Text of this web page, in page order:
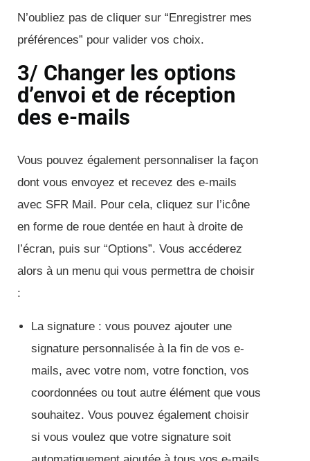
N’oubliez pas de cliquer sur “Enregistrer mes
préférences” pour valider vos choix.
3/ Changer les options
d’envoi et de réception
des e-mails
Vous pouvez également personnaliser la façon
dont vous envoyez et recevez des e-mails
avec SFR Mail. Pour cela, cliquez sur l’icône
en forme de roue dentée en haut à droite de
l’écran, puis sur “Options”. Vous accéderez
alors à un menu qui vous permettra de choisir
:
La signature : vous pouvez ajouter une
signature personnalisée à la fin de vos e-
mails, avec votre nom, votre fonction, vos
coordonnées ou tout autre élément que vous
souhaitez. Vous pouvez également choisir
si vous voulez que votre signature soit